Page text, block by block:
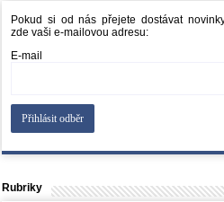
Pokud si od nás přejete dostávat
zde vaši e-mailovou adresu:
E-mail
Rubriky